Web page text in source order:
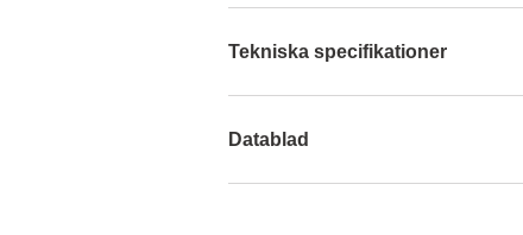
Tekniska specifikationer
Datablad